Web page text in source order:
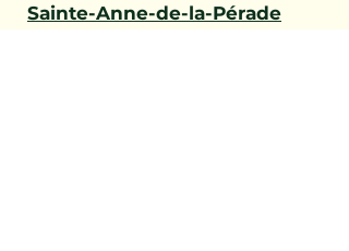
Sainte-Anne-de-la-Pérade